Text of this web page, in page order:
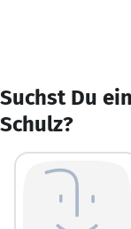
Suchst Du
Schulz?